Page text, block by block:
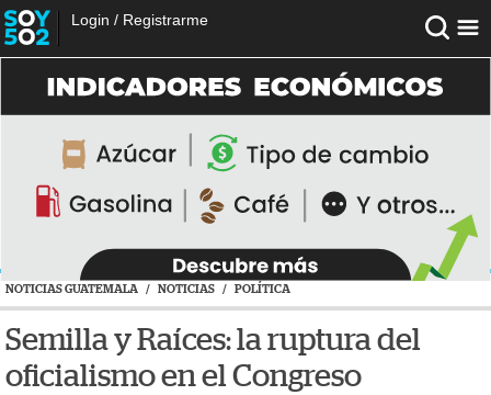
Login / Registrarme
NOTICIAS GUATEMALA / NOTICIAS / POLÍTICA
Semilla y Raíces: la ruptura del
oficialismo en el Congreso